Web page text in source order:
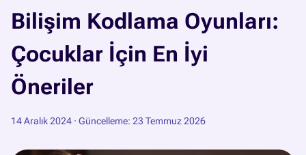
Bilişim Kodlama Oyunları:
Çocuklar İçin En İyi
Öneriler
14 Aralık 2024 · Güncelleme: 23 Temmuz 2026